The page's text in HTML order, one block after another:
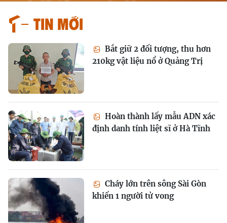
Tin mới
Bắt giữ 2 đối tượng, thu hơn
210kg vật liệu nổ ở Quảng Trị
Hoàn thành lấy mẫu ADN xác
định danh tính liệt sĩ ở Hà Tĩnh
Cháy lớn trên sông Sài Gòn
khiến 1 người tử vong